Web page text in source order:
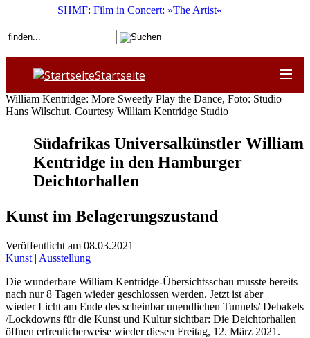
Startseite
William Kentridge: More Sweetly Play the Dance, Foto: Studio
Hans Wilschut. Courtesy William Kentridge Studio
Südafrikas Universalkünstler William
Kentridge in den Hamburger
Deichtorhallen
Kunst im Belagerungszustand
Veröffentlicht am 08.03.2021
Kunst | Ausstellung
Die wunderbare William Kentridge-Übersichtsschau musste bereits
nach nur 8 Tagen wieder geschlossen werden. Jetzt ist aber
wieder Licht am Ende des scheinbar unendlichen Tunnels/ Debakels
/Lockdowns für die Kunst und Kultur sichtbar: Die Deichtorhallen
öffnen erfreulicherweise wieder diesen Freitag, 12. März 2021.
SHMF: Film in Concert: »The Artist«